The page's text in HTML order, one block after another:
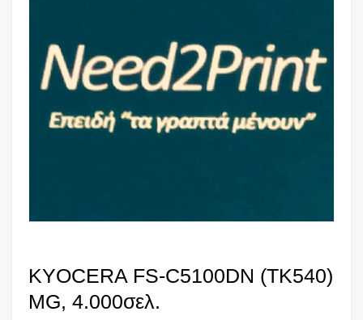
KYOCERA FS-C5100DN (TK540)
MG, 4.000σελ.